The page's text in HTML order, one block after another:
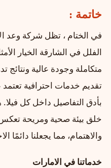
خاتمة :
في الختام ، تظل شركة وعد
الفلل في الشارقة الخيار
متكاملة وجودة عالية
تقديم خدمات احترافية تعتمد
بأدق التفاصيل داخل كل
خلق بيئة صحية ومريحة
والاهتمام، مما يجعلنا دائمًا
خدماتنا في الامارات